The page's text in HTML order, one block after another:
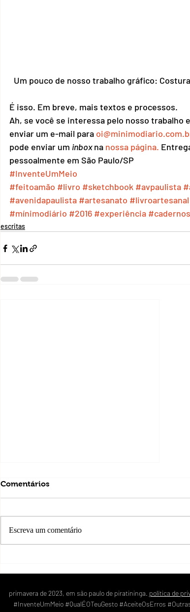
Um pouco de nosso trabalho gráfico:
É isso. Em breve, mais textos e processos.
Ah, se você se interessa pelo nosso trabalho
enviar um e-mail para
pode enviar um inbox na nossa página.
pessoalmente em São Paulo/SP
#InventeUmMeio
#feitoamão #livro #sketchbook #avpaulista
#avenidapaulista #artesanato #livroartesanal
#mínimodiário #2016 #experiência #cadernos
escritas
Comentários
Escreva um comentário
primavera de 2023, em são paulo de piratininga. política de
#InventeUmMeio #QualÉOTeuGesto #AceiteOsErros